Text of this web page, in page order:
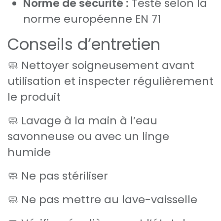
Norme de sécurité : Testé selon la
norme européenne EN 71
Conseils d’entretien
🧼 Nettoyer soigneusement avant
utilisation et inspecter régulièrement
le produit
🧼 Lavage à la main à l’eau
savonneuse ou avec un linge
humide
🧼 Ne pas stériliser
🧼 Ne pas mettre au lave-vaisselle